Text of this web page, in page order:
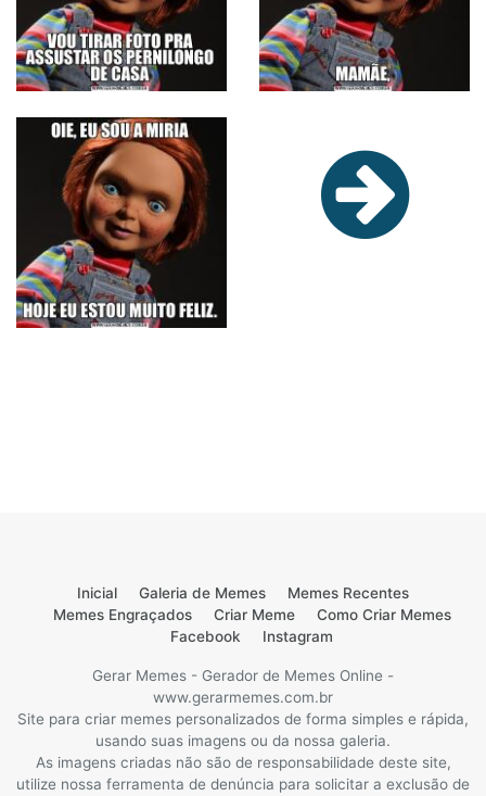
Inicial Galeria de Memes
Memes Recentes
Memes Engraçados
Criar Meme
Como Criar Memes
Facebook
Instagram
Gerar Memes - Gerador de Memes Online -
www.gerarmemes.com.br
Site para criar memes personalizados de forma simples e rápida,
usando suas imagens ou da nossa galeria.
As imagens criadas não são de responsabilidade deste site,
utilize nossa ferramenta de denúncia para solicitar a exclusão de